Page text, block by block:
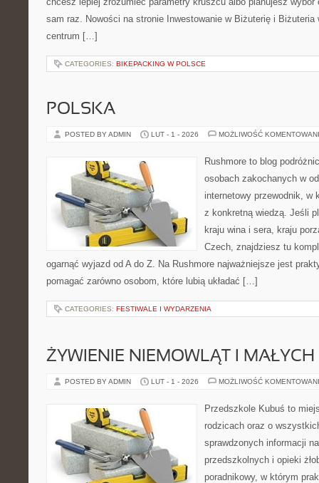
sam raz. Nowości na stronie Inwestowanie w Biżuterię i
centrum […]
CATEGORIES: BIKEPACKING W POLSCE
POLSKA
POSTED BY ADMIN LUT - 1 - 2026 MOŻLIWOŚĆ
Rushmore to blog
osobach zakochanych w
internetowy przewodnik, w
z konkretną wiedzą. Jeśli
kraju wina i sera, kraju
Czech, znajdziesz tu
ogarnąć wyjazd od A do Z. Na Rushmore najważniejsze jest
pomagać zarówno osobom, które lubią układać […]
CATEGORIES: FESTIWALE I WYDARZENIA
ŻYWIENIE NIEMOWLĄT I MAŁYCH
POSTED BY ADMIN LUT - 1 - 2026 MOŻLIWOŚĆ
Przedszkole Kubuś to
rodzicach oraz o
sprawdzonych informacji
przedszkolnych i opieki
poradnikowy, w którym